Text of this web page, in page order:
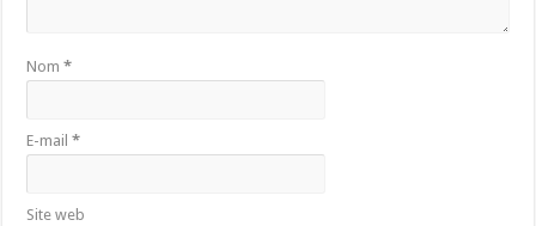
Nom*
E-mail*
Site web